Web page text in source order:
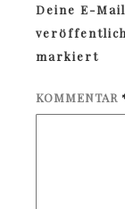
Deine E-
markiert
KOMMENTAR